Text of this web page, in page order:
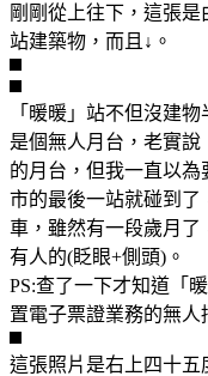
剛剛從上往下，這張
站建築物，而且↓。
「暖暖」站不但沒建
是個無人月台，老實
的月台，但我一直以
市的最後一站就碰到
車，雖然有一段歲月
有人的(眨眼+側頭)。
PS:查了一下才知道「
置電子票證業務的無
這張照片是右上四十